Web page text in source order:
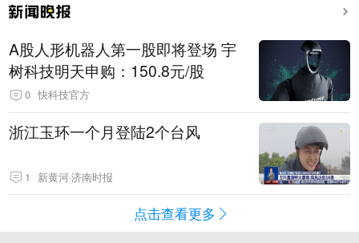
A股人形机器人第一股即将登场 宇
树科技明天申购：150.8元/股
0 快科技官方
浙江玉环一个月登陆2个台风
1 新黄河·济南时报
点击查看更多